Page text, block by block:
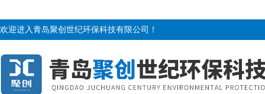
欢迎进入青岛聚创世纪环保科技有限公司！